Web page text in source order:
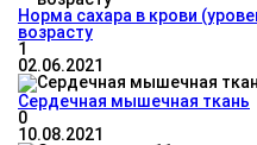
Норма сахара в крови
возрасту
1
02.06.2021
Сердечная мышечная ткань
0
10.08.2021